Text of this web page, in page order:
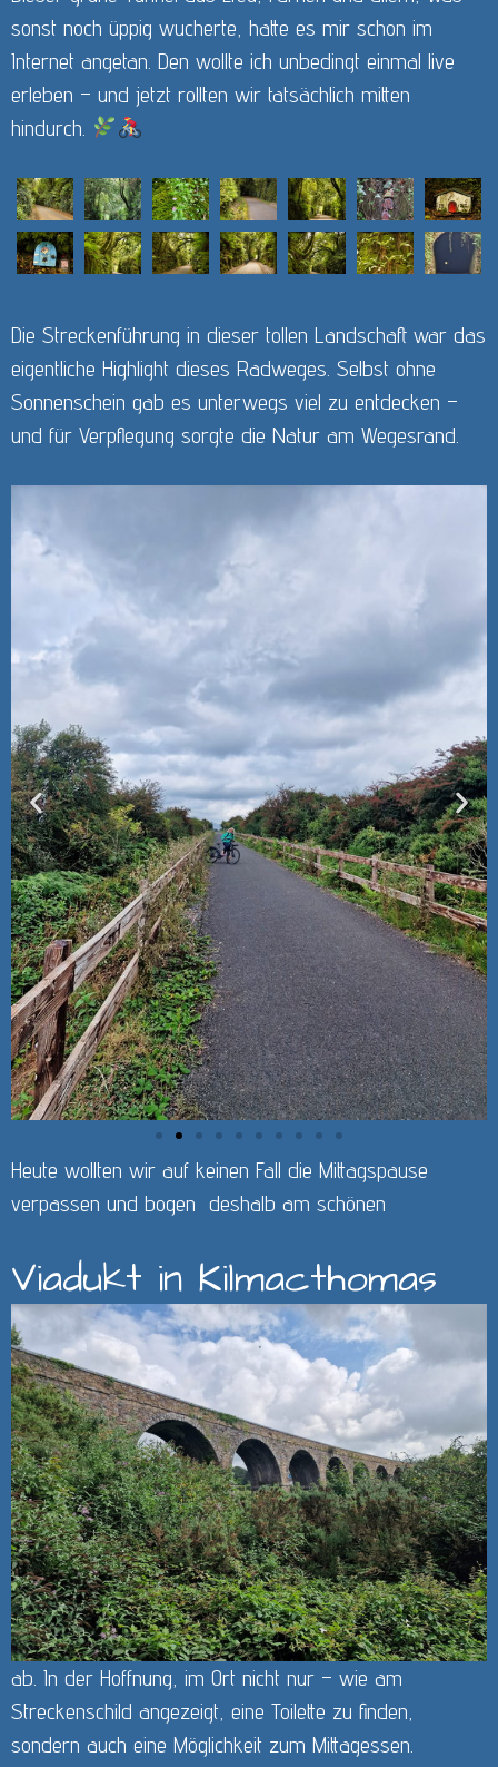
sonst noch üppig wucherte, hatte es mir schon im
Internet angetan. Den wollte ich unbedingt einmal live
erleben – und jetzt rollten wir tatsächlich mitten
hindurch.
Die Streckenführung in dieser tollen Landschaft war das
eigentliche Highlight dieses Radweges. Selbst ohne
Sonnenschein gab es unterwegs viel zu entdecken –
und für Verpflegung sorgte die Natur am Wegesrand.
Heute wollten wir auf keinen Fall die Mittagspause
verpassen und bogen deshalb am schönen
Viadukt in Kilmacthomas
ab. In der Hoffnung, im Ort nicht nur – wie am
Streckenschild angezeigt, eine Toilette zu finden,
sondern auch eine Möglichkeit zum Mittagessen.